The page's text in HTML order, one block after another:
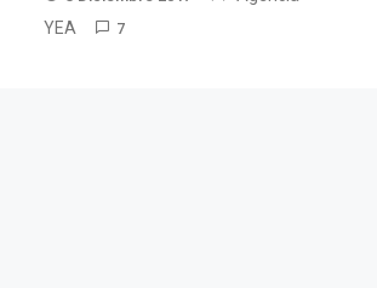
YEA
7